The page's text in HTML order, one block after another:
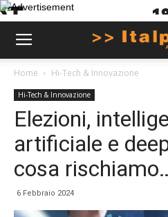
Home Hi-Tech & Innovazione
Hi-Tech & Innovazione
Elezioni,
artificiale e
cosa
6 Febbraio 2024